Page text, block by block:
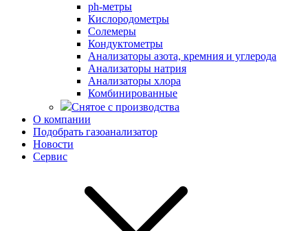
ph-метры
Кислородометры
Солемеры
Кондуктометры
Анализаторы азота, кремния и углерода
Анализаторы натрия
Анализаторы хлора
Комбинированные
Снятое с производства
О компании
Подобрать газоанализатор
Новости
Сервис